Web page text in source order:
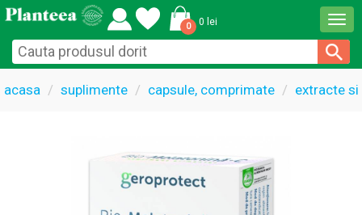
0 0 lei
acasa suplimente capsule, comprimate extracte